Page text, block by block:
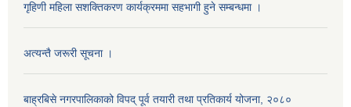
गृहिणी महिला सशक्तिकरण कार्यक्रममा सहभागी हुने सम्बन्धमा ।
अत्यन्तै जरूरी सूचना ।
बाह्रबिसे नगरपालिकाको विपद् पूर्व तयारी तथा प्रतिकार्य योजना, २०८०